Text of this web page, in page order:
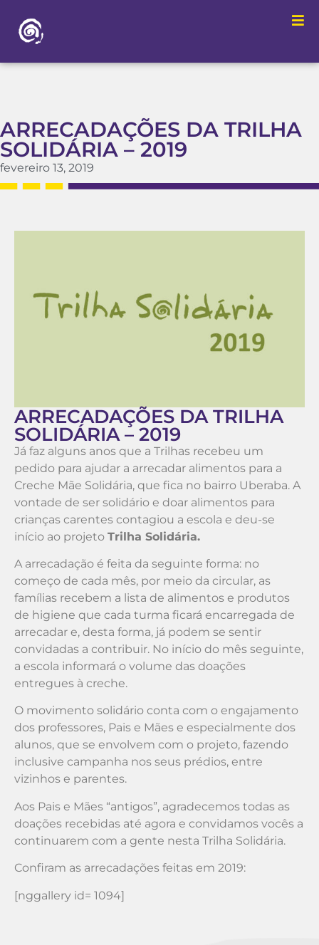
ARRECADAÇÕES DA TRILHA
SOLIDÁRIA – 2019
fevereiro 13, 2019
ARRECADAÇÕES DA TRILHA
SOLIDÁRIA – 2019
Já faz alguns anos que a Trilhas recebeu um
pedido para ajudar a arrecadar alimentos para a
Creche Mãe Solidária, que fica no bairro Uberaba. A
vontade de ser solidário e doar alimentos para
crianças carentes contagiou a escola e deu-se
início ao projeto Trilha Solidária.
A arrecadação é feita da seguinte forma: no
começo de cada mês, por meio da circular, as
famílias recebem a lista de alimentos e produtos
de higiene que cada turma ficará encarregada de
arrecadar e, desta forma, já podem se sentir
convidadas a contribuir. No início do mês seguinte,
a escola informará o volume das doações
entregues à creche.
O movimento solidário conta com o engajamento
dos professores, Pais e Mães e especialmente dos
alunos, que se envolvem com o projeto, fazendo
inclusive campanha nos seus prédios, entre
vizinhos e parentes.
Aos Pais e Mães “antigos”, agradecemos todas as
doações recebidas até agora e convidamos vocês a
continuarem com a gente nesta Trilha Solidária.
Confiram as arrecadações feitas em 2019:
[nggallery id= 1094]